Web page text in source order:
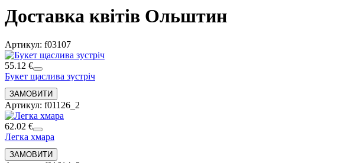
Доставка квітів Ольштин
Артикул: f03107
55.12 €
Букет щаслива зустріч
Артикул: f01126_2
62.02 €
Легка хмара